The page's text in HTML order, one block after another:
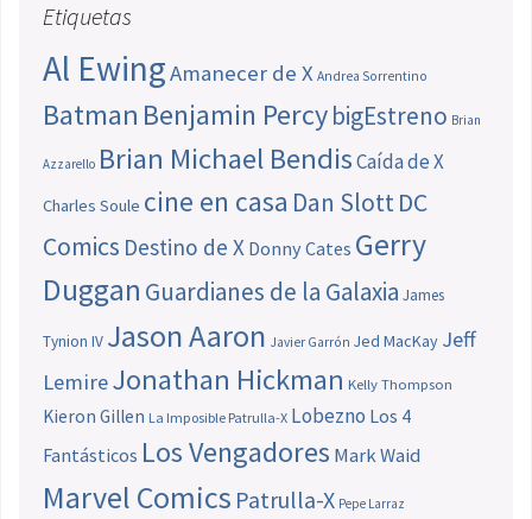
Etiquetas
Al EwingAmanecer de X Andrea Sorrentino
Batman Benjamin PercybigEstreno Brian
Azzarello Brian Michael BendisCaída de X
Charles Soule cine en casa Dan SlottDC
Comics Destino de X Donny Cates Gerry
Duggan Guardianes de la Galaxia James
Tynion IV Jason Aaron Javier Garrón Jed MacKay Jeff
LemireJonathan Hickman Kelly Thompson
Kieron Gillen La Imposible Patrulla-X Lobezno Los 4
Fantásticos Los Vengadores Mark Waid
Marvel Comics Patrulla-X Pepe Larraz